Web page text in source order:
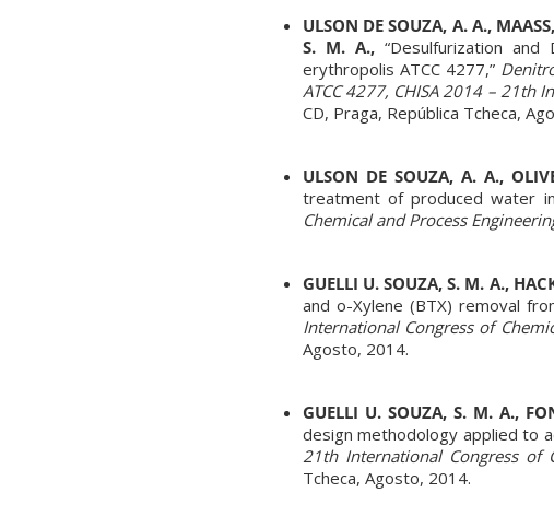
ULSON DE SOUZA, A. A.,
S. M. A., “Desulfurization
erythropolis ATCC 4277,”
ATCC 4277, CHISA 2014 – 21th
CD, Praga, República Tcheca,
ULSON DE SOUZA, A. A.,
treatment of produced water
Chemical and Process
GUELLI U. SOUZA, S. M. A.,
and o-Xylene (BTX) removal
International Congress of
Agosto, 2014.
GUELLI U. SOUZA, S. M. A.,
design methodology applied to
21th International Congress of
Tcheca, Agosto, 2014.